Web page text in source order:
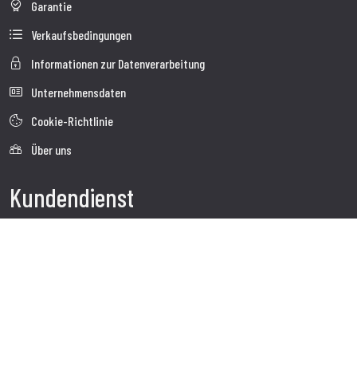
Garantie
Verkaufsbedingungen
Informationen zur Datenverarbeitung
Unternehmensdaten
Cookie-Richtlinie
Über uns
Kundendienst